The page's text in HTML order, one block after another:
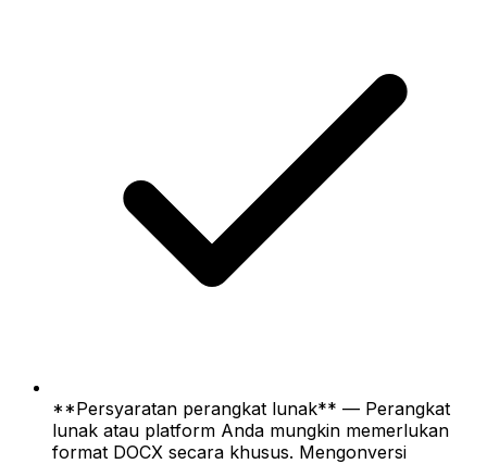
**Persyaratan perangkat lunak** — Perangkat
lunak atau platform Anda mungkin memerlukan
format DOCX secara khusus. Mengonversi